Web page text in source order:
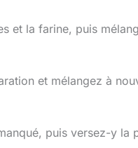
et la farine, puis
et mélangez à
puis versez-y la